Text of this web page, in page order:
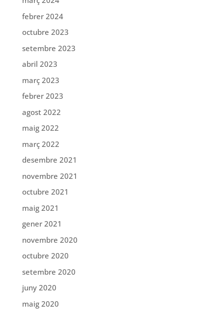
febrer 2024
octubre 2023
setembre 2023
abril 2023
març 2023
febrer 2023
agost 2022
maig 2022
març 2022
desembre 2021
novembre 2021
octubre 2021
maig 2021
gener 2021
novembre 2020
octubre 2020
setembre 2020
juny 2020
maig 2020